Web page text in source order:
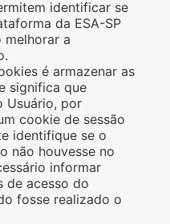
identificar se
da ESA-SP
a
é armazenar as
significa que
Usuário, por
cookie de sessão
identifique se o
não houvesse no
informar
de acesso do
fosse realizado o